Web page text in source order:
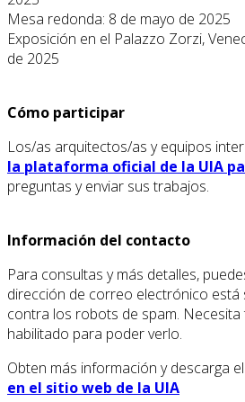
Mesa redonda: 8 de mayo de 2025
Exposición en el Palazzo Zorzi,
de 2025
Cómo participar
Los/as arquitectos/as y equipos
la plataforma oficial de la UIA
preguntas y enviar sus trabajos.
Información del contacto
Para consultas y más detalles,
dirección de correo electrónico está
contra los robots de spam. Necesita
habilitado para poder verlo.
Obten más información y descarga
en el sitio web de la UIA